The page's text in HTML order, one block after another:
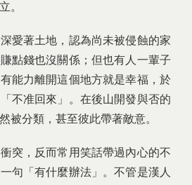
。
愛著土地，認為尚未被侵蝕的家
點錢也沒關係；但也有人一輩子
能力離開這個地方就是幸福，於
不准回來」。在後山開發與否的
被分類，甚至彼此帶著敵意。
突，反而常用笑話帶過內心的不
句「有什麼辦法」。不管是漢人